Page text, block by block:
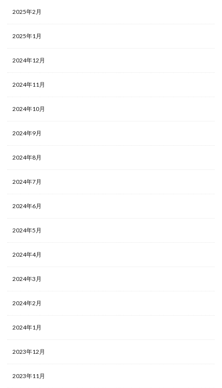
2025年2月
2025年1月
2024年12月
2024年11月
2024年10月
2024年9月
2024年8月
2024年7月
2024年6月
2024年5月
2024年4月
2024年3月
2024年2月
2024年1月
2023年12月
2023年11月